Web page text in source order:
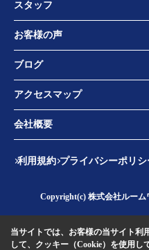
スタッフ
お客様の声
ブログ
アクセスマップ
会社概要
利用規約 プライバシーポリシ
Copyright(c) 株式会社ルー
当サイトでは、お客様の当サイト利
して、クッキー（Cookie）を使用し